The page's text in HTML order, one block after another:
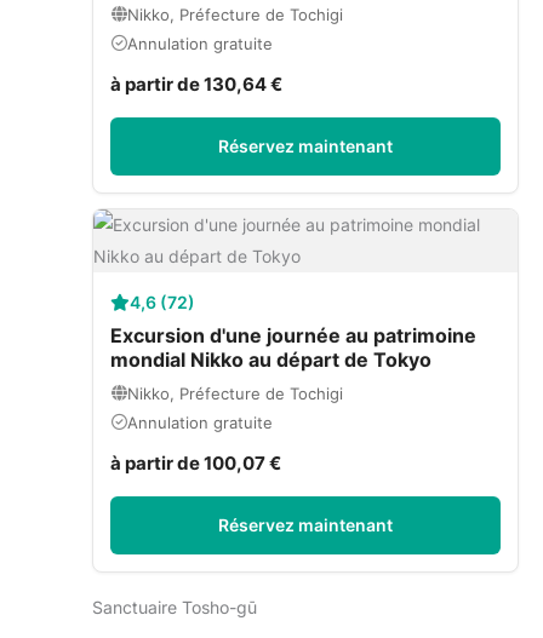
Nikko, Préfecture de Tochigi
Annulation gratuite
à partir de 130,64 €
Réservez maintenant
4,6 (72)
Excursion d'une journée au patrimoine
mondial Nikko au départ de Tokyo
Nikko, Préfecture de Tochigi
Annulation gratuite
à partir de 100,07 €
Réservez maintenant
Sanctuaire Tosho-gū